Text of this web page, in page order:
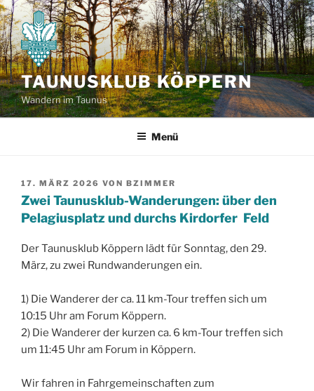
Zum
Inhalt
springen
TAUNUSKLUB KÖPPERN
Wandern im Taunus
Menü
VERÖFFENTLICHT
AM
17. MÄRZ 2026 VON BZIMMER
Zwei Taunusklub-Wanderungen: über den
Pelagiusplatz und durchs Kirdorfer Feld
Der Taunusklub Köppern lädt für Sonntag, den 29.
März, zu zwei Rundwanderungen ein.
1) Die Wanderer der ca. 11 km-Tour treffen sich um
10:15 Uhr am Forum Köppern.
2) Die Wanderer der kurzen ca. 6 km-Tour treffen sich
um 11:45 Uhr am Forum in Köppern.
Wir fahren in Fahrgemeinschaften zum